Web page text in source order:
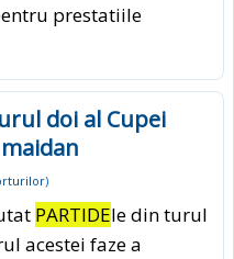
prestatiile
doi al Cupei
)
PARTIDEle din turul
acestei faze a